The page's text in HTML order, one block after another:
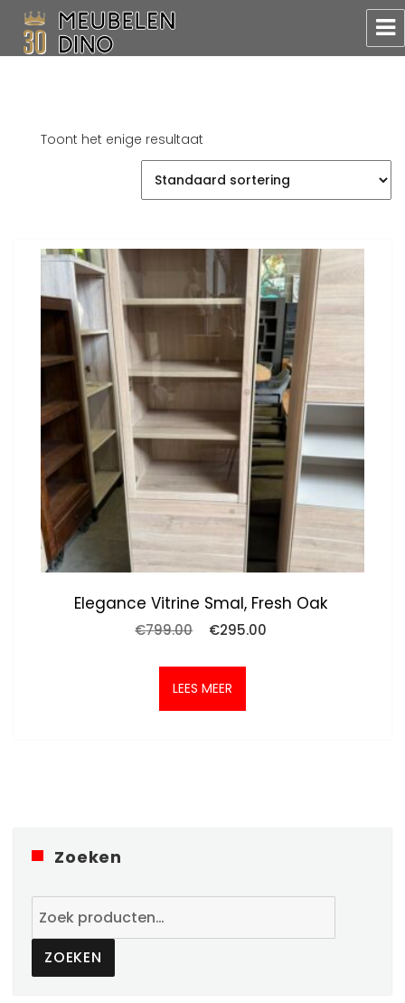
Toont het enige resultaat
Elegance Vitrine Smal, Fresh Oak
€799.00
Oorspronkelijke
was:
€799.00.
€295.00
LEES MEER
Zoeken
naar:
ZOEKEN